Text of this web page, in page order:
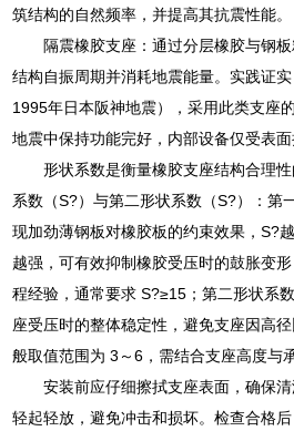
筑结构的自然频率，并提高其抗震性能。
隔震橡胶支座：通过分层橡胶与钢
结构自振周期并消耗地震能量。实践证实
1995年日本阪神地震），采用此类支座
地震中保持功能完好，内部设备仅受表面
形状系数是衡量橡胶支座结构合理
系数（S?）与第二形状系数（S?）：第
现加劲薄钢板对橡胶板的约束效果，S?
越强，可有效抑制橡胶受压时的鼓胀变
程经验，通常要求 S?≥15；第二形状系
座受压时的整体稳定性，避免支座因高
般取值范围为 3～6，需结合支座高度与
安装前应仔细擦拭支座表面，确保
轻起轻放，避免冲击和损坏。检查合格